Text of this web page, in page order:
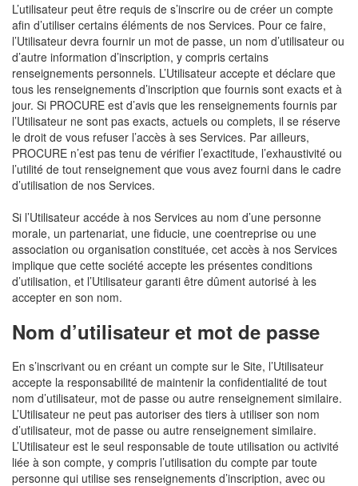
L’utilisateur peut être requis de s’inscrire ou de créer un compte
afin d’utiliser certains éléments de nos Services. Pour ce faire,
l’Utilisateur devra fournir un mot de passe, un nom d’utilisateur ou
d’autre information d’inscription, y compris certains
renseignements personnels. L’Utilisateur accepte et déclare que
tous les renseignements d’inscription que fournis sont exacts et à
jour. Si PROCURE est d’avis que les renseignements fournis par
l’Utilisateur ne sont pas exacts, actuels ou complets, il se réserve
le droit de vous refuser l’accès à ses Services. Par ailleurs,
PROCURE n’est pas tenu de vérifier l’exactitude, l’exhaustivité ou
l’utilité de tout renseignement que vous avez fourni dans le cadre
d’utilisation de nos Services.
Si l’Utilisateur accéde à nos Services au nom d’une personne
morale, un partenariat, une fiducie, une coentreprise ou une
association ou organisation constituée, cet accès à nos Services
implique que cette société accepte les présentes conditions
d’utilisation, et l’Utilisateur garanti être dûment autorisé à les
accepter en son nom.
Nom d’utilisateur et mot de passe
En s’inscrivant ou en créant un compte sur le Site, l’Utilisateur
accepte la responsabilité de maintenir la confidentialité de tout
nom d’utilisateur, mot de passe ou autre renseignement similaire.
L’Utilisateur ne peut pas autoriser des tiers à utiliser son nom
d’utilisateur, mot de passe ou autre renseignement similaire.
L’Utilisateur est le seul responsable de toute utilisation ou activité
liée à son compte, y compris l’utilisation du compte par toute
personne qui utilise ses renseignements d’inscription, avec ou